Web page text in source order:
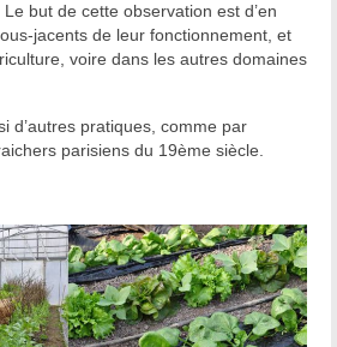
but de cette observation est d’en
jacents de leur fonctionnement, et
voire dans les autres domaines
d’autres pratiques, comme par
parisiens du 19ème siècle.